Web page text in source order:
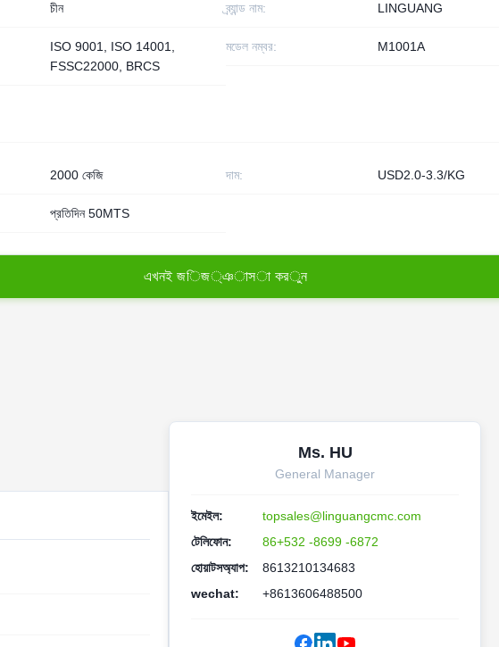
চীন ব্র্যান্ড নাম: LINGUANG
ISO 9001, ISO 14001,
FSSC22000, BRCS
মডেল নম্বর: M1001A
2000 কেজি দাম: USD2.0-3.3/KG
প্রতিদিন 50MTS
এখনই জিজ্ঞাসা করুন
Ms. HU
General Manager
ইমেইল:
topsales@linguangcmc.com
টেলিফোন:
86+532 -8699 -6872
হোয়াটসঅ্যাপ:
8613210134683
wechat:
+8613606488500